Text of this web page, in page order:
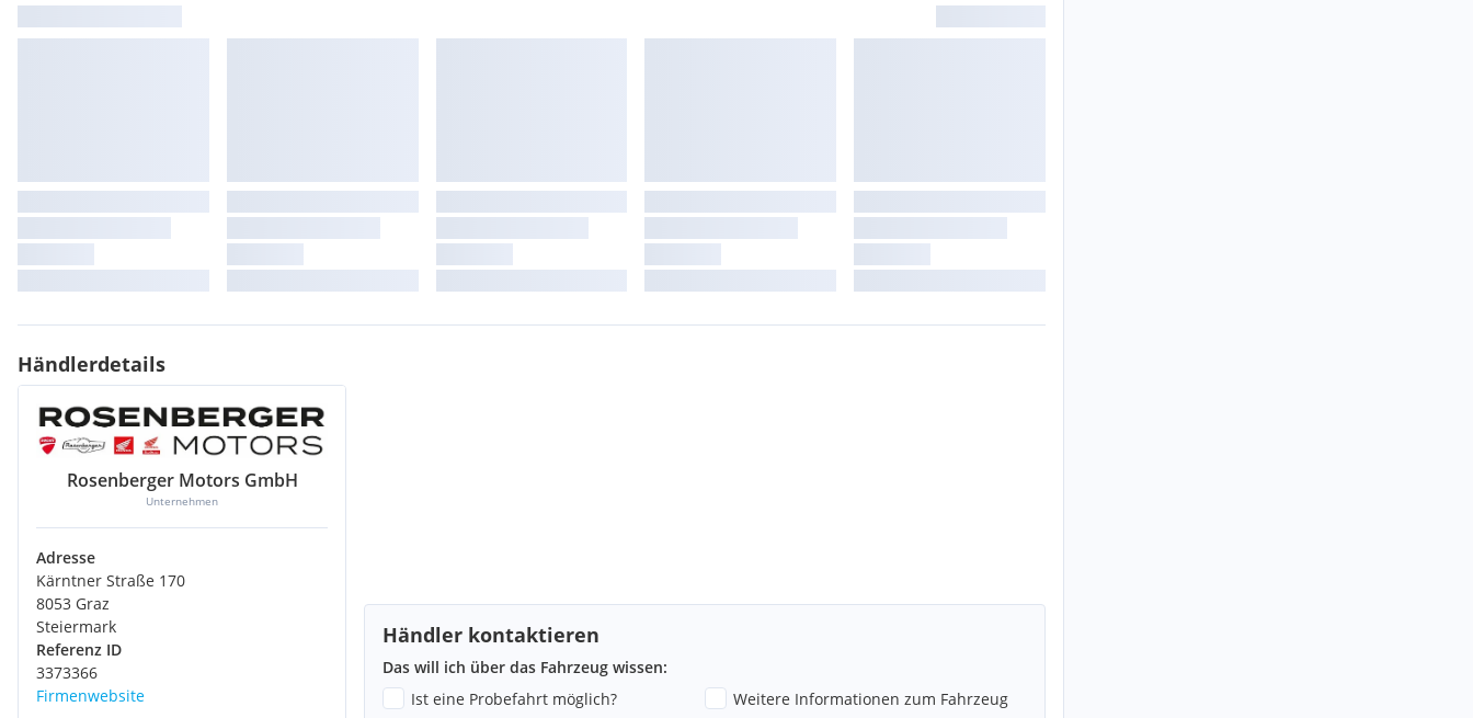
Händlerdetails
Rosenberger Motors GmbH
Unternehmen
Adresse
Kärntner Straße 170
8053 Graz
Steiermark
Referenz ID
3373366
Firmenwebsite
Händler kontaktieren
Das will ich über das Fahrzeug wissen:
Ist eine Probefahrt möglich?
Weitere Informationen zum Fahrzeug